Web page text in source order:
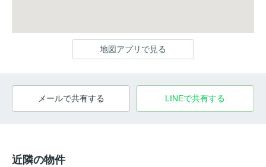
地図アプリで見る
メールで共有する LINEで共有する
近隣の物件